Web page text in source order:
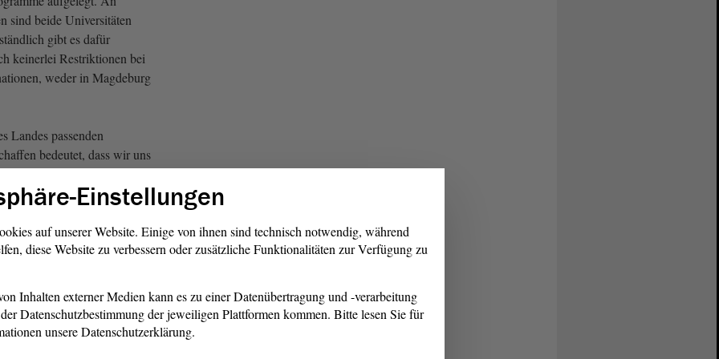
sind beide Universitäten
gibt es dafür
keinerlei Restriktionen bei
weder in Magdeburg
Landes passenden
bedeutet, dass wir uns
auf das
Profil
konzentrieren. Die
Lehramt wird
an der Otto-von-Guericke-
diesem Lehramt, das
einem kurzfristigen,
Lehrermangel
haben wir in den
das Angebot verbreitert
Einstellungen
auf unserer Website. Einige von ihnen sind technisch notwendig, während
diese Website zu verbessern oder zusätzliche Funktionalitäten zur Verfügung zu
Inhalten externer Medien kann es zu einer Datenübertragung und -verarbeitung
Datenschutzbestimmung der jeweiligen Plattformen kommen. Bitte lesen Sie für
unsere Datenschutzerklärung.